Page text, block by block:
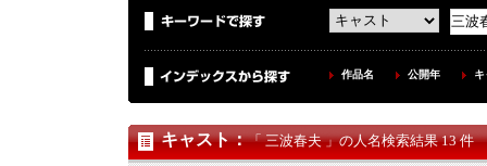
作品名 公開年
キャスト：「 三波春夫 」の人名検索結果 13 件